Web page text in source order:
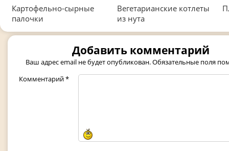
Картофельно-сырные
палочки
Вегетарианские котлеты
из нута
Добавить комментарий
Ваш адрес email не будет опубликован.Обязательные поля
Комментарий*